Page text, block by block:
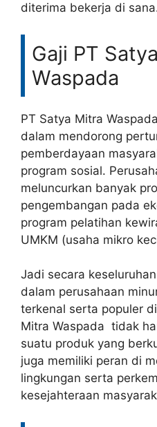
diterima bekerja di
Gaji PT
Waspada
PT Satya Mitra
dalam mendorong
pemberdayaan
program sosial.
meluncurkan banyak
pengembangan pada
program pelatihan
UMKM (usaha mikro
Jadi secara
dalam perusahaan
terkenal serta populer
Mitra Waspada tidak
suatu produk yang
juga memiliki peran di
lingkungan serta
kesejahteraan